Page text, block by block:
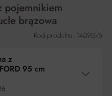
pojemnikiem
brązowa
Kod produktu: 1409076
z
95 cm